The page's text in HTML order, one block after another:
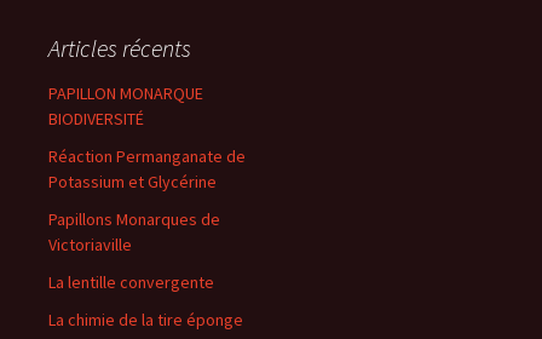
Articles récents
PAPILLON MONARQUE
BIODIVERSITÉ
Réaction Permanganate de
Potassium et Glycérine
Papillons Monarques de
Victoriaville
La lentille convergente
La chimie de la tire éponge